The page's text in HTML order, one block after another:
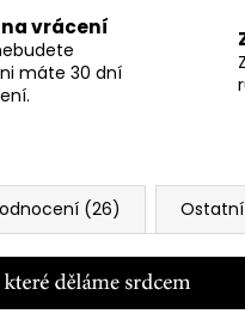
vrácení
máte 30 dní
(26)